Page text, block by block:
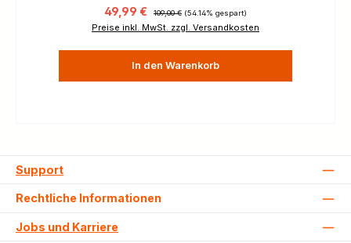
Verkaufspreis:
49,99 € 109,00 € (54.14% gespart)
Preise inkl. MwSt. zzgl. Versandkosten
In den Warenkorb
Support
Rechtliche Informationen
Jobs und Karriere